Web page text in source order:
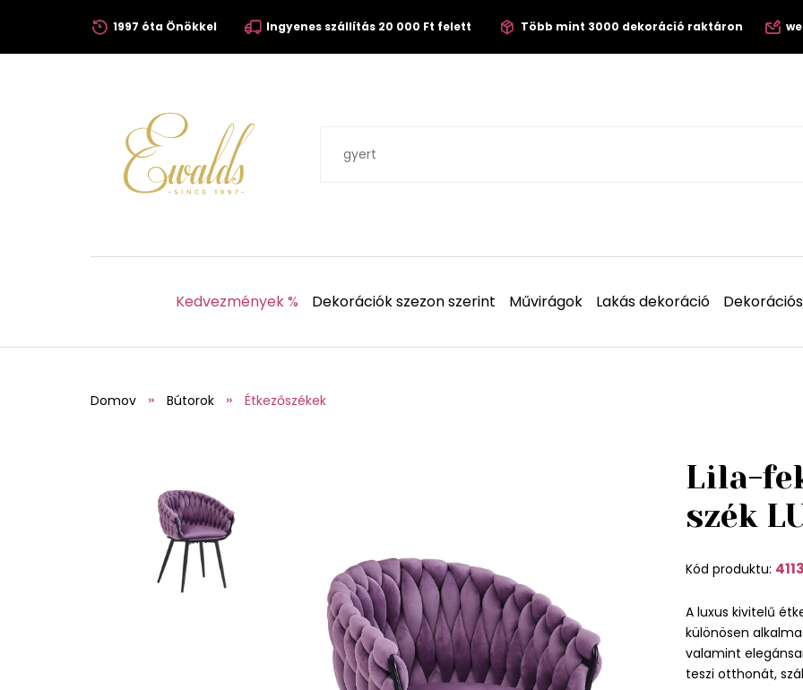
1997 óta Önökkel Ingyenes szállítás 20 000 Ft felett Több mint 3000 dekoráció raktáron
Kedvezmények % Dekorációk szezon szerint Művirágok Lakás dekoráció
Domov Bútorok Étkezőszékek
Lila-
szék
Kód produktu:
A luxus kivitelű
különösen
valamint
teszi otthonát,